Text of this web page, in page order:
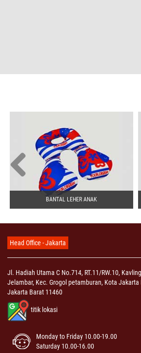
BANTAL LEHER ANAK
Head Office - Jakarta
Jl. Hadiah Utama C No.714, RT.11/RW.10,
Jelambar, Kec. Grogol petamburan, Kota Jakarta
Jakarta Barat 11460
titik lokasi
Monday to Friday 10.00-19.00
Saturday 10.00-16.00